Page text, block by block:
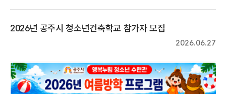
2026년 공주시 청소년건축학교 참가자 모집
2026.06.27